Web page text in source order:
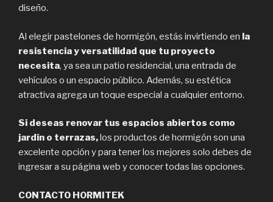
diseño.
Al elegir pastelones de hormigón, estás invirtiendo en la
resistencia y versatilidad que tu proyecto
necesita, ya sea un patio residencial, una entrada de
vehículos o un espacio público. Además, su estética
atractiva agrega un toque especial a cualquier entorno.
Si deseas renovar tus espacios abiertos como
jardín o terrazas, los productos de hormigón son una
excelente opción y para tener los mejores solo debes de
ingresar a su página web y conocer todas las opciones.
CONTACTO HORMITEK